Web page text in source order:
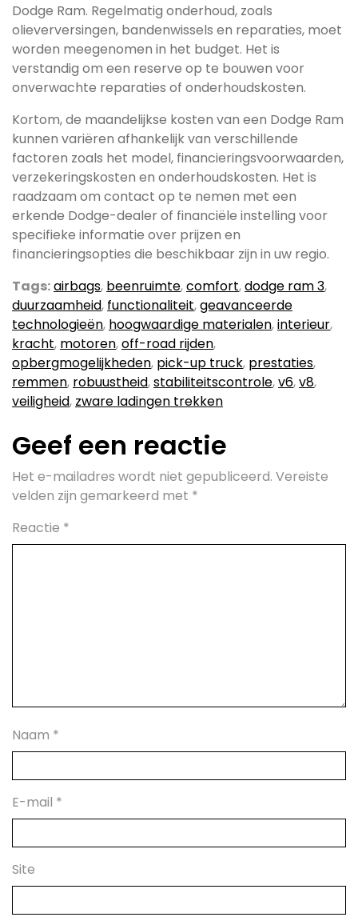
Dodge Ram. Regelmatig onderhoud, zoals
olieverversingen, bandenwissels en reparaties, moet
worden meegenomen in het budget. Het is
verstandig om een reserve op te bouwen voor
onverwachte reparaties of onderhoudskosten.
Kortom, de maandelijkse kosten van een Dodge Ram
kunnen variëren afhankelijk van verschillende
factoren zoals het model, financieringsvoorwaarden,
verzekeringskosten en onderhoudskosten. Het is
raadzaam om contact op te nemen met een
erkende Dodge-dealer of financiële instelling voor
specifieke informatie over prijzen en
financieringsopties die beschikbaar zijn in uw regio.
Tags:airbags, beenruimte,comfort,dodge ram 3,
duurzaamheid, functionaliteit,geavanceerde
technologieën, hoogwaardige materialen,interieur,
kracht, motoren,off-road rijden,
opbergmogelijkheden, pick-up truck, prestaties,
remmen, robuustheid,stabiliteitscontrole,v6,v8,
veiligheid, zware ladingen trekken
Geef een reactie
Het e-mailadres wordt niet gepubliceerd. Vereiste
velden zijn gemarkeerd met *
Reactie *
Naam *
E-mail *
Site